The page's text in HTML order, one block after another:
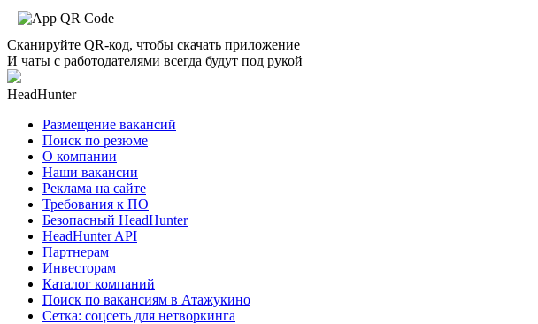
Сканируйте QR-код, чтобы скачать приложение
И чаты с работодателями всегда будут под рукой
HeadHunter
Размещение вакансий
Поиск по резюме
О компании
Наши вакансии
Реклама на сайте
Требования к ПО
Безопасный HeadHunter
HeadHunter API
Партнерам
Инвесторам
Каталог компаний
Поиск по вакансиям в Атажукино
Сетка: соцсеть для нетворкинга